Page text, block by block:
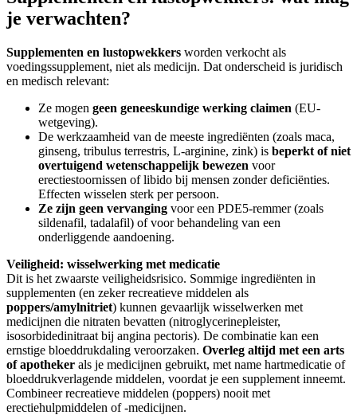
je verwachten?
Supplementen en lustopwekkers worden verkocht als
voedingssupplement, niet als medicijn. Dat onderscheid is juridisch
en medisch relevant:
Ze mogen geen geneeskundige werking claimen (EU-
wetgeving).
De werkzaamheid van de meeste ingrediënten (zoals maca,
ginseng, tribulus terrestris, L-arginine, zink) is beperkt of niet
overtuigend wetenschappelijk bewezen voor
erectiestoornissen of libido bij mensen zonder deficiënties.
Effecten wisselen sterk per persoon.
Ze zijn geen vervanging voor een PDE5-remmer (zoals
sildenafil, tadalafil) of voor behandeling van een
onderliggende aandoening.
Veiligheid: wisselwerking met medicatie
Dit is het zwaarste veiligheidsrisico. Sommige ingrediënten in
supplementen (en zeker recreatieve middelen als
poppers/amylnitriet) kunnen gevaarlijk wisselwerken met
medicijnen die nitraten bevatten (nitroglycerinepleister,
isosorbidedinitraat bij angina pectoris). De combinatie kan een
ernstige bloeddrukdaling veroorzaken. Overleg altijd met een arts
of apotheker als je medicijnen gebruikt, met name hartmedicatie of
bloeddrukverlagende middelen, voordat je een supplement inneemt.
Combineer recreatieve middelen (poppers) nooit met
erectiehulpmiddelen of -medicijnen.